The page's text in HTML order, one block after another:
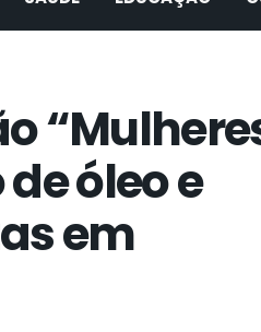
óleo e
em